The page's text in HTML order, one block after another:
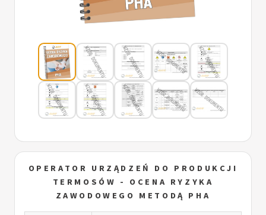
OPERATOR URZĄDZEŃ DO PRODUKCJI
TERMOSÓW - OCENA RYZYKA
ZAWODOWEGO METODĄ PHA